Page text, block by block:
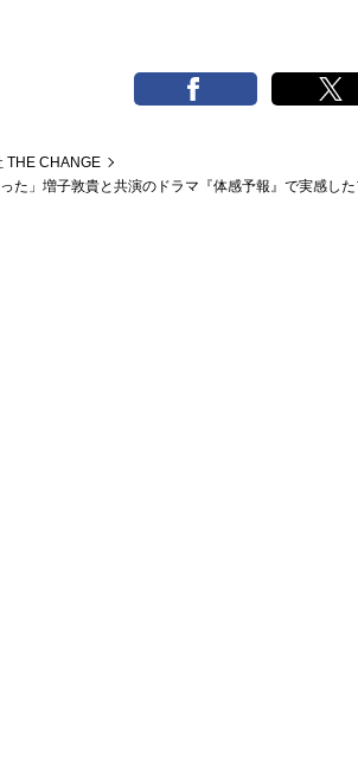
THE CHANGE
た」増子敦貴と共演のドラマ『体感予報』で実感し